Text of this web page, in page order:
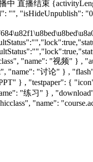
中 直播结束
"", "isHideUnpublish":
"name": "视频" } ,
"name": "讨论" } ,
} , "testpaper": {
"练习" } ,
"name":